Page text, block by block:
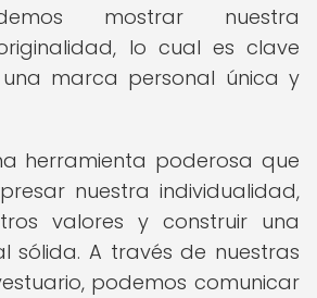
mostrar nuestra
lo cual es clave
marca personal única y
herramienta poderosa que
nuestra individualidad,
valores y construir una
sólida. A través de nuestras
podemos comunicar